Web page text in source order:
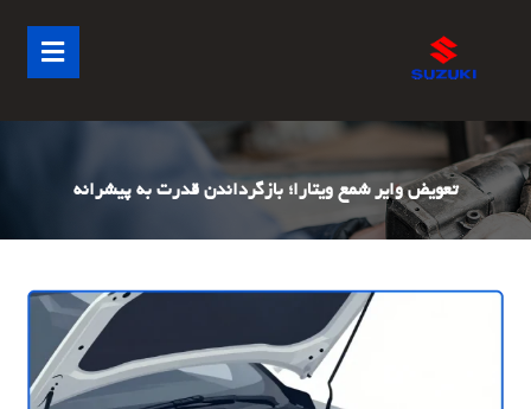
تعویض وایر شمع ویتارا؛ بازگرداندن قدرت به پیشرانه